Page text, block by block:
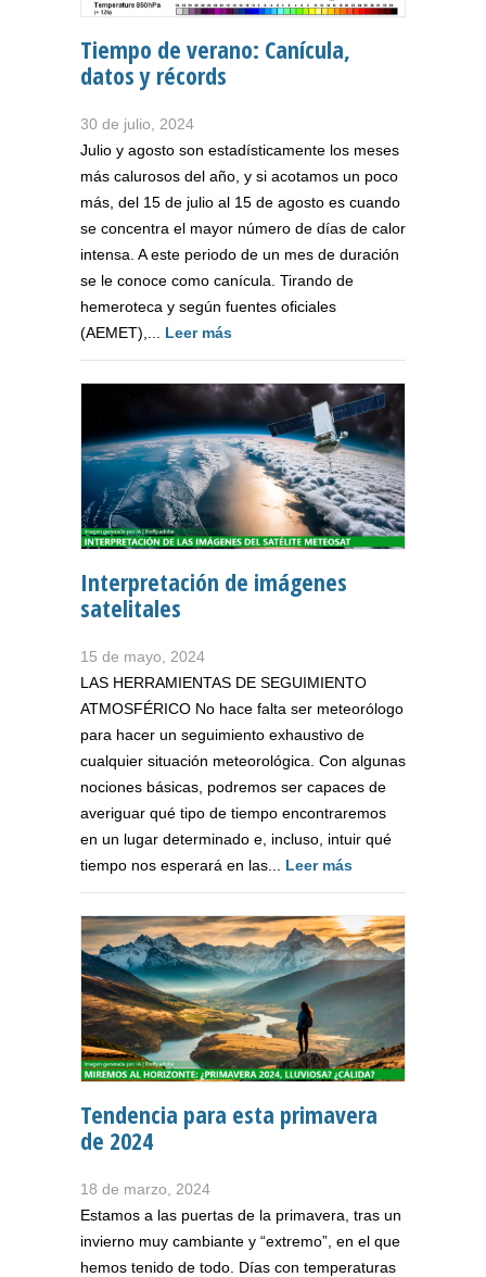
Tiempo de verano: Canícula,
datos y récords
30 de julio, 2024
Julio y agosto son estadísticamente los meses
más calurosos del año, y si acotamos un poco
más, del 15 de julio al 15 de agosto es cuando
se concentra el mayor número de días de calor
intensa. A este periodo de un mes de duración
se le conoce como canícula. Tirando de
hemeroteca y según fuentes oficiales
(AEMET),... Leer más
Interpretación de imágenes
satelitales
15 de mayo, 2024
LAS HERRAMIENTAS DE SEGUIMIENTO
ATMOSFÉRICO No hace falta ser meteorólogo
para hacer un seguimiento exhaustivo de
cualquier situación meteorológica. Con algunas
nociones básicas, podremos ser capaces de
averiguar qué tipo de tiempo encontraremos
en un lugar determinado e, incluso, intuir qué
tiempo nos esperará en las... Leer más
Tendencia para esta primavera
de 2024
18 de marzo, 2024
Estamos a las puertas de la primavera, tras un
invierno muy cambiante y “extremo”, en el que
hemos tenido de todo. Días con temperaturas